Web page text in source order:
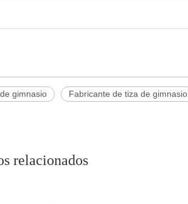
gimnasio Fabricante de tiza de gimnasio
relacionados